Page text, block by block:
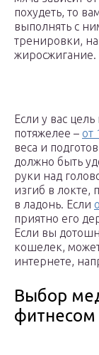
похудеть, то
выполнять с
тренировки,
жиросжигание.
Если у вас
потяжелее – от
веса и
должно быть
руки над
изгиб в локте,
в ладонь. Если
приятно его
Если вы
кошелек,
интернете,
Выбор
фитнесом